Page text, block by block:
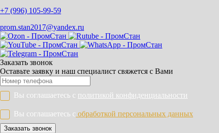
+7 (996) 105-99-59
prom.stan2017@yandex.ru
Заказать звонок
Оставьте заявку и наш специалист свяжется с Вами
Вы соглашаетесь с политикой конфиденциальности
Вы соглашаетесь с обработкой персональных данных
Заказать звонок